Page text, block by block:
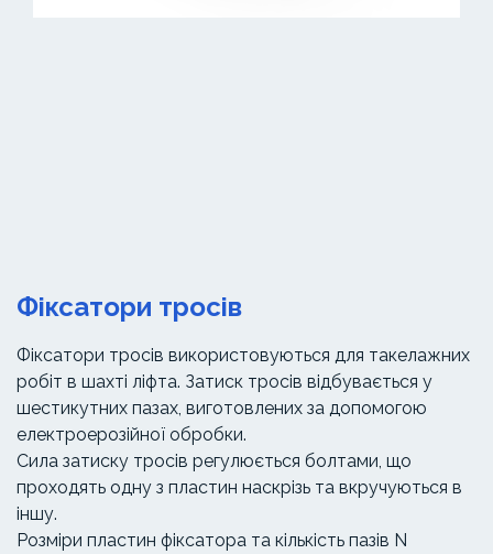
Фіксатори тросів
Фіксатори тросів використовуються для такелажних
робіт в шахті ліфта. Затиск тросів відбувається у
шестикутних пазах, виготовлених за допомогою
електроерозійної обробки.
Сила затиску тросів регулюється болтами, що
проходять одну з пластин наскрізь та вкручуються в
іншу.
Розміри пластин фіксатора та кількість пазів N